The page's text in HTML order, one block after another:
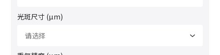
光斑尺寸 (μm)